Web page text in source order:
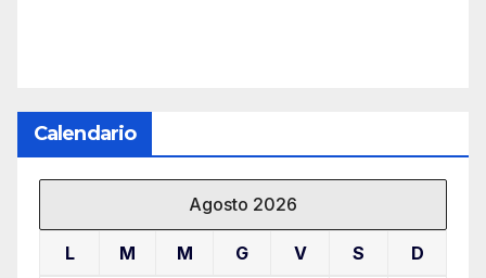
Calendario
Agosto 2026
L M M G V S D